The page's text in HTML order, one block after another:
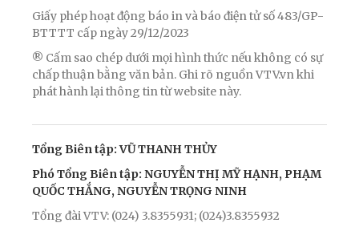
Giấy phép hoạt động báo in và báo điện tử số 483/GP-
BTTTT cấp ngày 29/12/2023
® Cấm sao chép dưới mọi hình thức nếu không có sự
chấp thuận bằng văn bản. Ghi rõ nguồn VTV.vn khi
phát hành lại thông tin từ website này.
Tổng Biên tập: VŨ THANH THỦY
Phó Tổng Biên tập: NGUYỄN THỊ MỸ HẠNH, PHẠM
QUỐC THẮNG, NGUYỄN TRỌNG NINH
Tổng đài VTV: (024) 3.8355931; (024)3.8355932